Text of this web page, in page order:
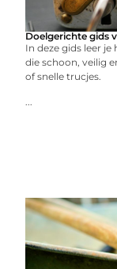
Doelgerichte gids
In deze gids leer
die schoon, veilig
of snelle trucjes.
...